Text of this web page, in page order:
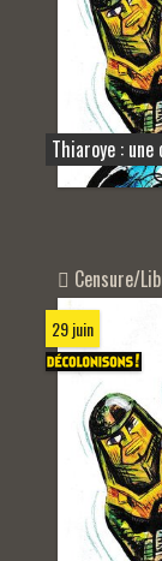
Thiaroye :
Censure/
29 juin